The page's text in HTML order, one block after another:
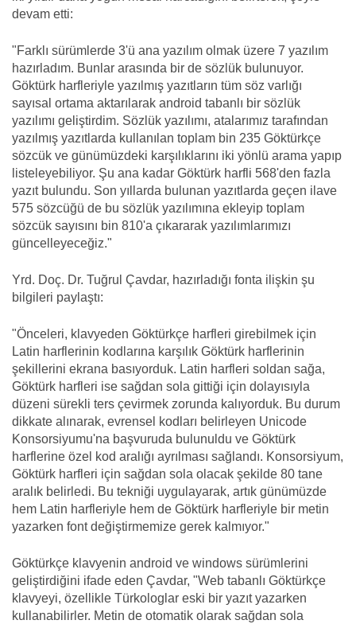
devam etti:
"Farklı sürümlerde 3'ü ana yazılım olmak üzere 7 yazılım
hazırladım. Bunlar arasında bir de sözlük bulunuyor.
Göktürk harfleriyle yazılmış yazıtların tüm söz varlığı
sayısal ortama aktarılarak android tabanlı bir sözlük
yazılımı geliştirdim. Sözlük yazılımı, atalarımız tarafından
yazılmış yazıtlarda kullanılan toplam bin 235 Göktürkçe
sözcük ve günümüzdeki karşılıklarını iki yönlü arama yapıp
listeleyebiliyor. Şu ana kadar Göktürk harfli 568'den fazla
yazıt bulundu. Son yıllarda bulunan yazıtlarda geçen ilave
575 sözcüğü de bu sözlük yazılımına ekleyip toplam
sözcük sayısını bin 810'a çıkararak yazılımlarımızı
güncelleyeceğiz."
Yrd. Doç. Dr. Tuğrul Çavdar, hazırladığı fonta ilişkin şu
bilgileri paylaştı:
"Önceleri, klavyeden Göktürkçe harfleri girebilmek için
Latin harflerinin kodlarına karşılık Göktürk harflerinin
şekillerini ekrana basıyorduk. Latin harfleri soldan sağa,
Göktürk harfleri ise sağdan sola gittiği için dolayısıyla
düzeni sürekli ters çevirmek zorunda kalıyorduk. Bu durum
dikkate alınarak, evrensel kodları belirleyen Unicode
Konsorsiyumu'na başvuruda bulunuldu ve Göktürk
harflerine özel kod aralığı ayrılması sağlandı. Konsorsiyum,
Göktürk harfleri için sağdan sola olacak şekilde 80 tane
aralık belirledi. Bu tekniği uygulayarak, artık günümüzde
hem Latin harfleriyle hem de Göktürk harfleriyle bir metin
yazarken font değiştirmemize gerek kalmıyor."
Göktürkçe klavyenin android ve windows sürümlerini
geliştirdiğini ifade eden Çavdar, "Web tabanlı Göktürkçe
klavyeyi, özellikle Türkologlar eski bir yazıt yazarken
kullanabilirler. Metin de otomatik olarak sağdan sola